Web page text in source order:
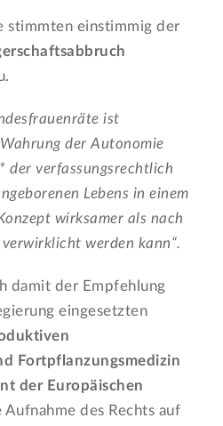
stimmten einstimmig der
ist
der Autonomie
der verfassungsrechtlich
Lebens in einem
wirksamer als nach
werden kann“.
damit der Empfehlung
eingesetzten
Fortpflanzungsmedizin
der Europäischen
Aufnahme des Rechts auf